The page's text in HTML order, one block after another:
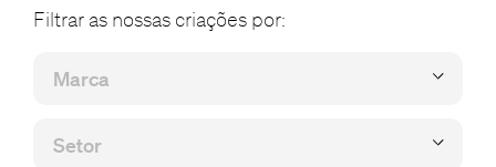
Filtrar as nossas criações por: